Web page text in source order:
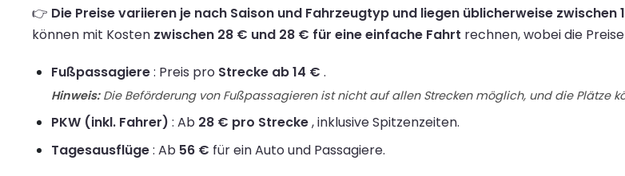
👉 Die Preise variieren je nach Saison und Fahrzeugtyp und liegen üblicherweise zwischen
können mit Kosten zwischen 28 € und 28 € für eine einfache Fahrt rechnen, wobei die
Fußpassagiere: Preis pro Strecke ab 14 € .
Hinweis:Die Beförderung von Fußpassagieren ist nicht auf allen Strecken möglich, und die Plätze
PKW (inkl. Fahrer) : Ab 28 € pro Strecke, inklusive Spitzenzeiten.
Tagesausflüge: Ab 56 € für ein Auto und Passagiere.